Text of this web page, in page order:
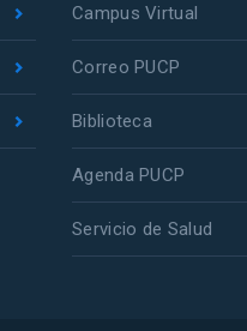
Campus Virtual
Correo PUCP
Biblioteca
Agenda PUCP
Servicio de Salud